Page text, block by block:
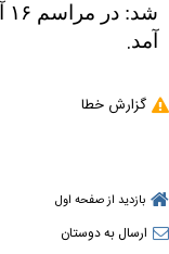
آمد.
گزارش خطا
بازدید از صفحه اول
ارسال به دوستان